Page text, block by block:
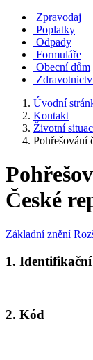
Zpravodaj
Poplatky
Odpady
Formuláře
Obecní dům
Úvodní
Kontakt
Životní
Pohřešování
České
Základní znění
1.
2. Kód